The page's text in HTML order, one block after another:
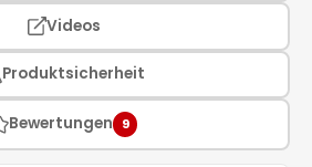
Videos
Produktsicherheit
Bewertungen 9